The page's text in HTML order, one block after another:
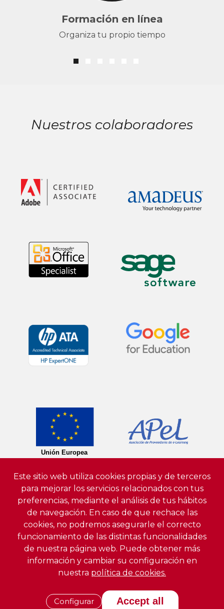
Formación en línea
Organiza tu propio tiempo
Nuestros colaboradores
Este sitio web utiliza cookies propias y de terceros
para mejorar los servicios relacionados con tus
preferencias, mediante el análisis de tus hábitos
de navegación. En caso de que rechace las
cookies, no podremos asegurarle el correcto
funcionamiento de las distintas funcionalidades
de nuestra página web. Puede obtener más
información y cambiar su configuración en
nuestra política de cookies.
Configurar
Accept all